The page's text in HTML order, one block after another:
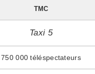
TMC
Taxi 5
750 000